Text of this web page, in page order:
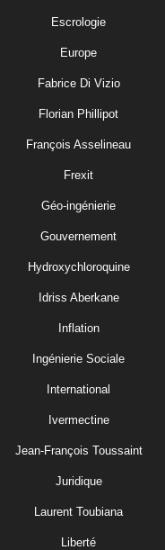
Escrologie
Europe
Fabrice Di Vizio
Florian Phillipot
François Asselineau
Frexit
Géo-ingénierie
Gouvernement
Hydroxychloroquine
Idriss Aberkane
Inflation
Ingénierie Sociale
International
Ivermectine
Jean-François Toussaint
Juridique
Laurent Toubiana
Liberté